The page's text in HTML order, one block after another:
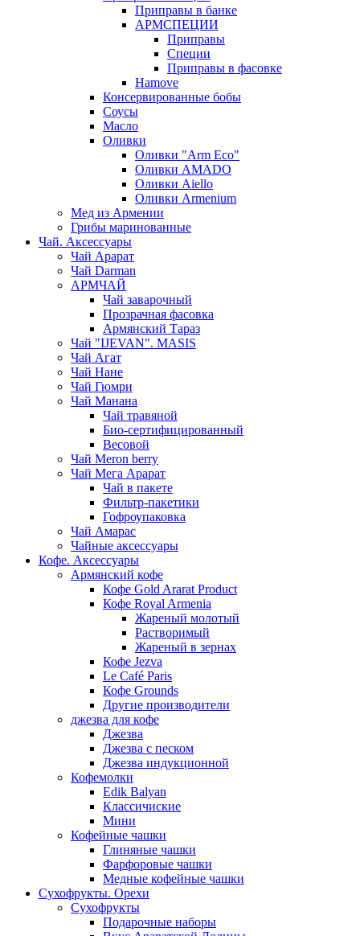
Приправы в банке
АРМСПЕЦИИ
Приправы
Специи
Приправы в фасовке
Hamove
Консервированные бобы
Соусы
Масло
Оливки
Оливки "Arm Eco"
Оливки AMADO
Оливки Aiello
Оливки Armenium
Мед из Армении
Грибы маринованные
Чай. Аксессуары
Чай Арарат
Чай Darman
АРМЧАЙ
Чай заварочный
Прозрачная фасовка
Армянский Тараз
Чай "IJEVAN". MASIS
Чай Агат
Чай Нане
Чай Гюмри
Чай Манана
Чай травяной
Био-сертифицированный
Весовой
Чай Meron berry
Чай Мега Арарат
Чай в пакете
Фильтр-пакетики
Гофроупаковка
Чай Амарас
Чайные аксессуары
Кофе. Аксессуары
Армянский кофе
Кофе Gold Ararat Product
Кофе Royal Armenia
Жареный молотый
Растворимый
Жареный в зернах
Кофе Jezva
Le Café Paris
Кофе Grounds
Другие производители
джезва для кофе
Джезва
Джезва с песком
Джезва индукционной
Кофемолки
Edik Balyan
Классичиские
Мини
Кофейные чашки
Глиняные чашки
Фарфоровые чашки
Медные кофейные чашки
Сухофрукты. Орехи
Сухофрукты
Подарочные наборы